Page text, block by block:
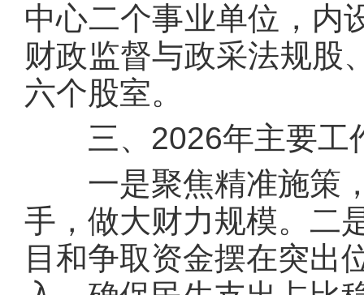
中心二个事业单位，内
财政监督与政采法规股
六个股室。
三、2026年主要工
一是聚焦精准施策，
手，做大财力规模。二
目和争取资金摆在突出